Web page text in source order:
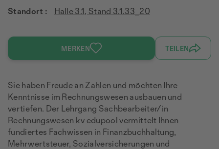
Standort :
Halle 3.1, Stand 3.1.33_20
MERKEN TEILEN
Sie haben Freude an Zahlen und möchten Ihre
Kenntnisse im Rechnungswesen ausbauen und
vertiefen. Der Lehrgang Sachbearbeiter/in
Rechnungswesen kv edupool vermittelt Ihnen
fundiertes Fachwissen in Finanzbuchhaltung,
Mehrwertsteuer, Sozialversicherungen und